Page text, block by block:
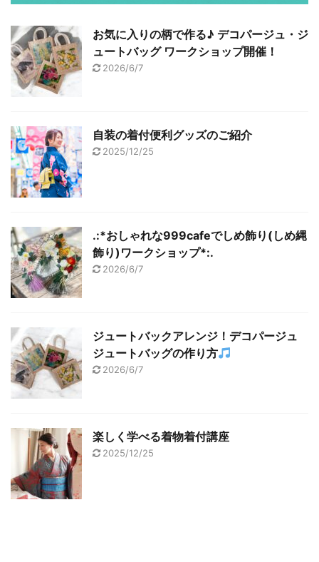
お気に入りの柄で作る♪ デコパージュ・ジ
ュートバッグ ワークショップ開催！
2026/6/7
自装の着付便利グッズのご紹介
2025/12/25
.:*おしゃれな999cafeでしめ飾り(しめ縄
飾り)ワークショップ*:.
2026/6/7
ジュートバックアレンジ！デコパージュ
ジュートバッグの作り方
2026/6/7
楽しく学べる着物着付講座
2025/12/25